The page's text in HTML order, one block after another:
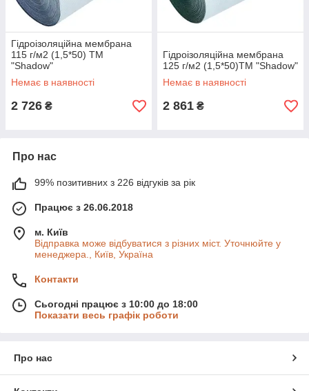
Гідроізоляційна мембрана
115 г/м2 (1,5*50) ТМ
"Shadow"
Немає в наявності
2 726 ₴
Гідроізоляційна мембрана
125 г/м2 (1,5*50)ТМ "Shadow"
Немає в наявності
2 861 ₴
Про нас
99% позитивних з 226 відгуків за рік
Працює з 26.06.2018
м. Київ
Відправка може відбуватися з різних міст. Уточнюйте у
менеджера., Київ, Україна
Контакти
Сьогодні працює з 10:00 до 18:00
Показати весь графік роботи
Про нас